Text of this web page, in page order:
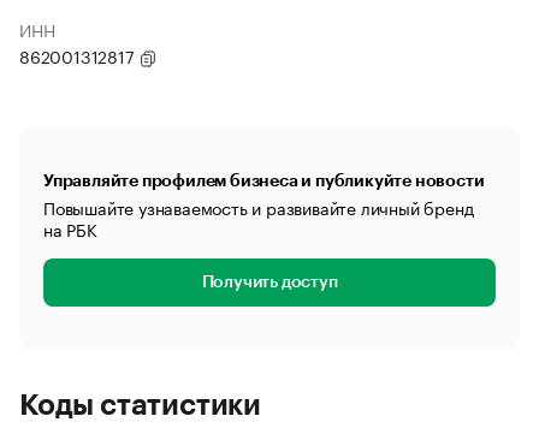
ИНН
862001312817
Управляйте профилем бизнеса и публикуйте новости
Повышайте узнаваемость и развивайте личный бренд
на РБК
Получить доступ
Коды статистики